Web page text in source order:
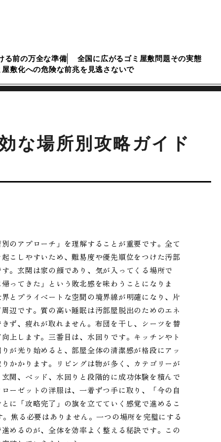
る前の万全な準備
全国に広がるゴミ屋敷問題その実態
屋敷化への危険な前兆を見逃さないで
な場所別攻略ガイド
のアプローチ」を理解することが重要です。全て
こしやすいため、難易度や優先順位をつけた汚部
。玄関は家の顔であり、気が入ってくる場所で
ってきた」という敗北感を味わうことになりま
とプライベートな空間の境界線が明確になり、片
辺です。質の高い睡眠は汚部屋脱出のためのエネ
ず、疲れが取れません。布団を干し、シーツを替
上します。三番目は、水回りです。キッチンやト
が光り始めると、部屋全体の清潔感が格段にアッ
かかります。リビングは物が多く、カテゴリーが
関、ベッド、水回りと段階的に成功体験を積んで
ーゼットの洋服は、一着ずつ手に取り、「今の自
に「攻略完了」の旗を立てていく感覚で進めるこ
焦る必要はありません。一つの場所を完璧にする
めるのが、全体を効率よく整える秘訣です。この